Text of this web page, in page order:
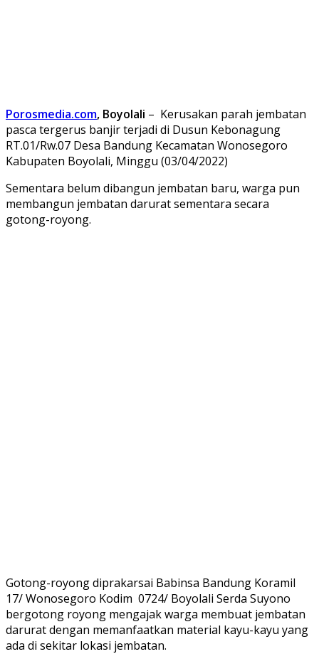
Porosmedia.com, Boyolali – Kerusakan parah jembatan
pasca tergerus banjir terjadi di Dusun Kebonagung
RT.01/Rw.07 Desa Bandung Kecamatan Wonosegoro
Kabupaten Boyolali, Minggu (03/04/2022)
Sementara belum dibangun jembatan baru, warga pun
membangun jembatan darurat sementara secara
gotong-royong.
Gotong-royong diprakarsai Babinsa Bandung Koramil
17/ Wonosegoro Kodim 0724/ Boyolali Serda Suyono
bergotong royong mengajak warga membuat jembatan
darurat dengan memanfaatkan material kayu-kayu yang
ada di sekitar lokasi jembatan.